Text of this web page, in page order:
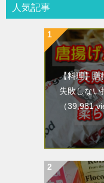
人気記事
【料理】唐
失敗しない
（39,981